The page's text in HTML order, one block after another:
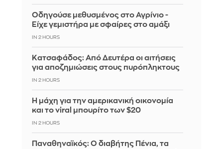
Οδηγούσε μεθυσμένος στο Αγρίνιο -
Είχε γεμιστήρα με σφαίρες στο αμάξι
IN 2 HOURS
Κατσαφάδος: Από Δευτέρα οι αιτήσεις
για αποζημιώσεις στους πυρόπληκτους
IN 2 HOURS
Η μάχη για την αμερικανική οικονομία
και το viral μπουρίτο των $20
IN 2 HOURS
Παναθηναϊκός: Ο διαβήτης Πένια, τα